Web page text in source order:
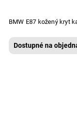
BMW E87 kožený kryt
Dostupné na